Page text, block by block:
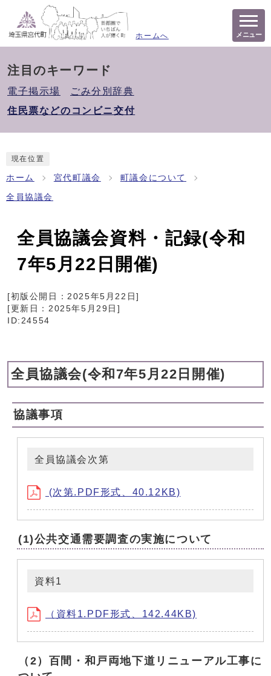
ホームへ メニュー
注目のキーワード
電子掲示場
ごみ分別辞典
住民票などのコンビニ交付
現在位置
ホーム 宮代町議会 町議会について
全員協議会
全員協議会資料・記録(令和
7年5月22日開催)
[初版公開日：2025年5月22日]
[更新日： 2025年5月29日 ]
ID:24554
全員協議会(令和7年5月22日開催)
協議事項
全員協議会次第
(次第.PDF形式、40.12KB)
(1)公共交通需要調査の実施について
資料1
（資料1.PDF形式、142.44KB)
（2）百間・和戸両地下道リニューアル工事に